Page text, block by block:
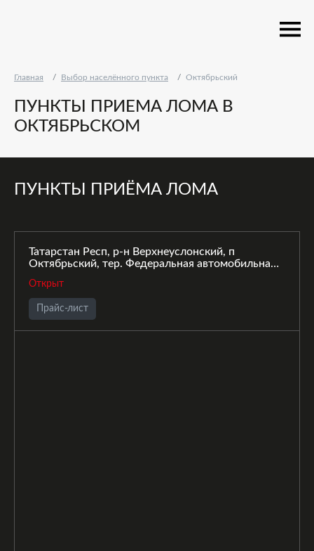
Главная Выбор населённого пункта Октябрьский
ПУНКТЫ ПРИЕМА ЛОМА В
ОКТЯБРЬСКОМ
ПУНКТЫ ПРИЁМА ЛОМА
Татарстан Респ, р-н Верхнеуслонский, п
Октябрьский, тер. Федеральная автомобильная
Федеральная автомобильная дорога, зд. 53
Открыт
Прайс-лист